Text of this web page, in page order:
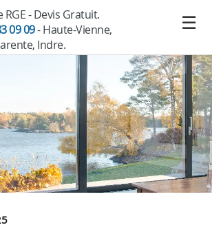
- Devis Gratuit.
09 09- Haute-Vienne,
Indre.